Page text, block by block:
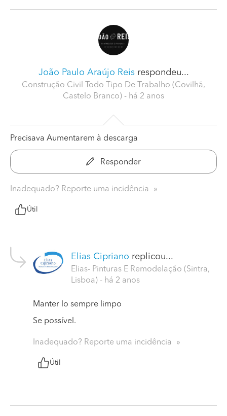
João Paulo Araújo Reisrespondeu...
Construção Civil Todo Tipo De Trabalho (Covilhã,
Castelo Branco) - há 2 anos
Precisava Aumentarem à descarga
Responder
Inadequado? Reporte uma incidência
Útil
Elias Cipriano replicou...
Elias- Pinturas E Remodelação (Sintra,
Lisboa) - há 2 anos
Manter lo sempre limpo
Se possível.
Inadequado? Reporte uma incidência
Útil